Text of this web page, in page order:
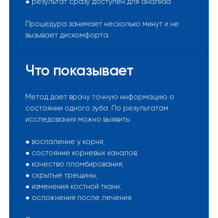
● результат сразу доступен для анализа.
Процедура занимает несколько минут и не
вызывает дискомфорта.
Что показывает
Метод дает врачу точную информацию о
состоянии одного зуба. По результатам
исследования можно выявить:
● воспаление у корня;
● состояние корневых каналов;
● качество пломбирования;
● скрытые трещины;
● изменения костной ткани;
● осложнения после лечения.